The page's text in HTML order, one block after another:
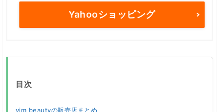
Yahooショッピング
目次
vim beautyの販売店まとめ